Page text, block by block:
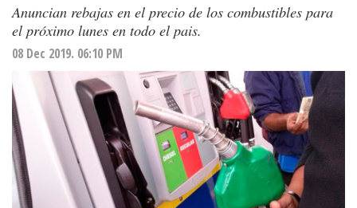
Anuncian rebajas en el precio de los combustibles para
el próximo lunes en todo el pais.
08 Dec 2019. 06:10 PM